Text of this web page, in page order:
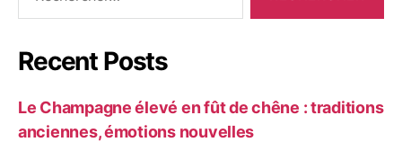
Recent Posts
Le Champagne élevé en fût de chêne : traditions
anciennes, émotions nouvelles